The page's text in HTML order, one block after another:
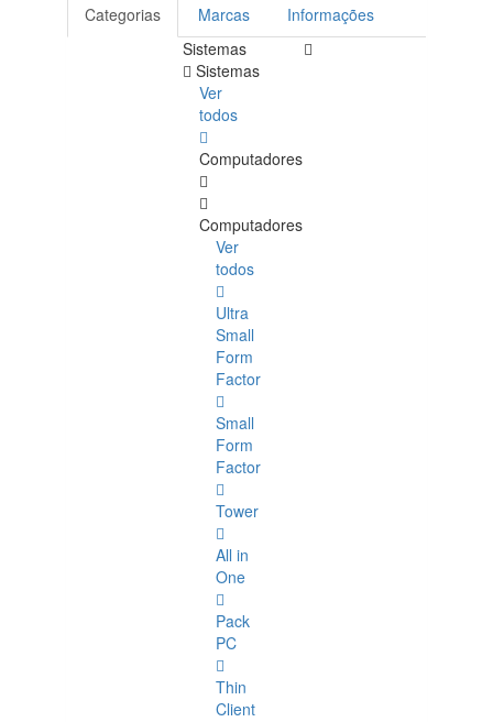
Categorias Marcas
Informações
Sistemas
Sistemas
Ver
todos
Computadores
Computadores
Ver
todos
Ultra
Small
Form
Factor
Small
Form
Factor
Tower
All in
One
Pack
PC
Thin
Client